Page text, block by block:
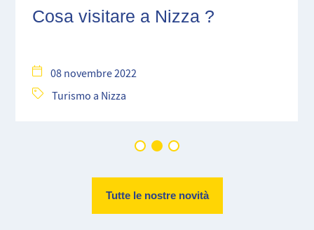
Cosa visitare a Nizza ?
08 novembre 2022
Turismo a Nizza
Tutte le nostre novità